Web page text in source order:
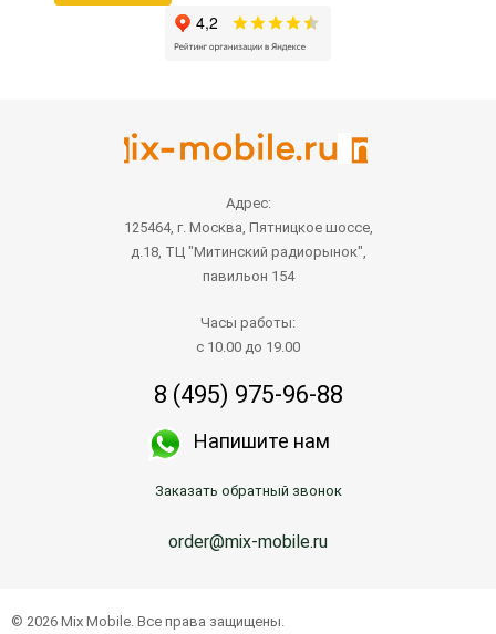
Адрес:
125464, г. Москва, Пятницкое шоссе,
д.18, ТЦ "Митинский радиорынок",
павильон 154
Часы работы:
с 10.00 до 19.00
8 (495) 975-96-88
Напишите нам
Заказать обратный звонок
order@mix-mobile.ru
© 2026 Mix Mobile. Все права защищены.